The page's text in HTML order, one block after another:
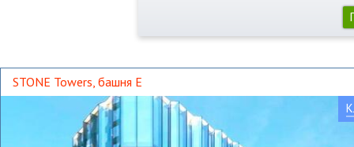
STONE Towers, башня Е